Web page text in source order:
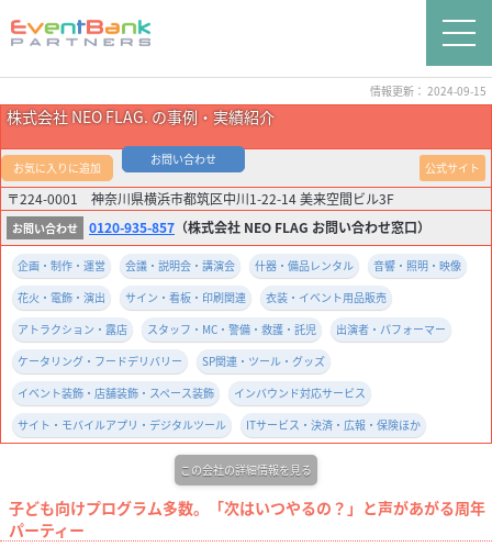
情報更新： 2024-09-15
株式会社 NEO FLAG. の事例・実績紹介
お気に入りに追加
〒224-0001 神奈川県横浜市都筑区中川1-22-14 美来空間ビル3F
0120-935-857 （株式会社 NEO FLAG お問い合わせ窓口）
公式サイト
お問い合わせ
企画・制作・運営 会議・説明会・講演会 什器・備品レンタル
音響・照明・映像
花火・電飾・演出
サイン・看板・印刷関連
衣装・イベント用品販売
アトラクション・露店
スタッフ・MC・警備・救護・託児
出演者・パフォーマー
ケータリング・フードデリバリー
SP関連・ツール・グッズ
イベント装飾・店舗装飾・スペース装飾
インバウンド対応サービス
サイト・モバイルアプリ・デジタルツール
ITサービス・決済・広報・保険ほか
この会社の詳細情報を見る
子ども向けプログラム多数。「次はいつやるの？」と声があがる周年
パーティー